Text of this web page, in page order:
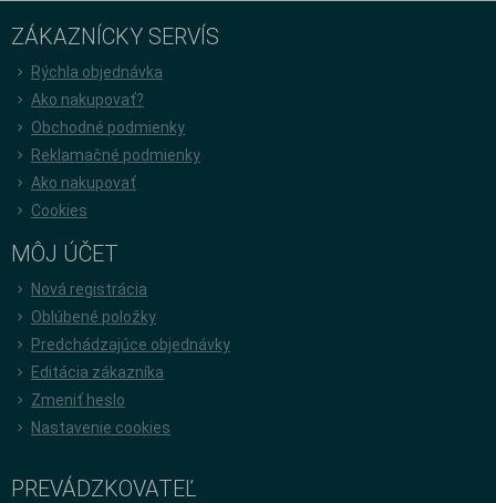
ZÁKAZNÍCKY SERVÍS
Rýchla objednávka
Ako nakupovať?
Obchodné podmienky
Reklamačné podmienky
Ako nakupovať
Cookies
MÔJ ÚČET
Nová registrácia
Oblúbené položky
Predchádzajúce objednávky
Editácia zákazníka
Zmeniť heslo
Nastavenie cookies
PREVÁDZKOVATEĽ